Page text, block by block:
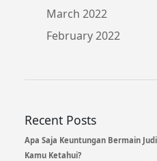
March 2022
February 2022
Recent Posts
Apa Saja Keuntungan Bermain
Kamu Ketahui?